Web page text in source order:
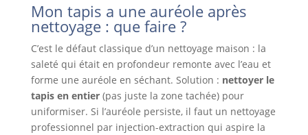
Mon tapis a une auréole après
nettoyage : que faire ?
C’est le défaut classique d’un nettoyage maison : la
saleté qui était en profondeur remonte avec l’eau et
forme une auréole en séchant. Solution : nettoyer le
tapis en entier(pas juste la zone tachée) pour
uniformiser. Si l’auréole persiste, il faut un nettoyage
professionnel par injection-extraction qui aspire la